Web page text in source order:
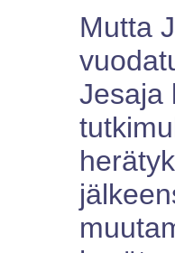
Mutta
Jesaja